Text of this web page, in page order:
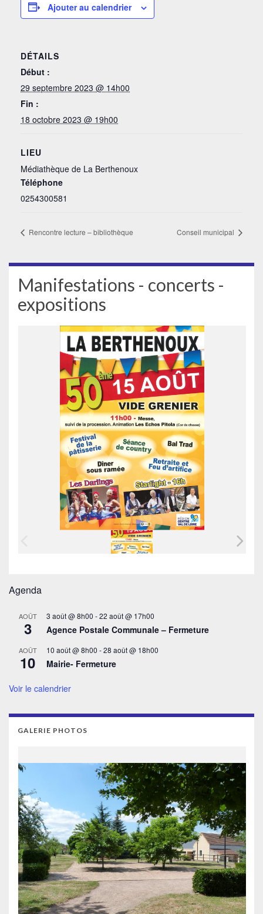
Ajouter au calendrier
DÉTAILS
Début :
29 septembre 2023 @ 14h00
Fin :
18 octobre 2023 @ 19h00
LIEU
Médiathèque de La Berthenoux
Téléphone
0254300581
Rencontre lecture – bibliothèque Conseil municipal
Manifestations - concerts -
expositions
Agenda
AOÛT
3
3 août @ 8h00 -22 août @ 17h00
Agence Postale Communale – Fermeture
AOÛT
10
10 août @ 8h00 -28 août @ 18h00
Mairie- Fermeture
Voir le calendrier
GALERIE PHOTOS